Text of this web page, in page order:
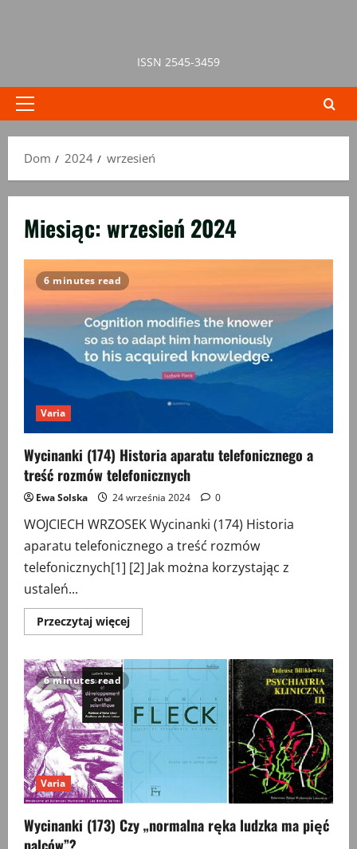
ISSN 2545-3459
Menu
Dom
2024 wrzesień
Miesiąc:wrzesień 2024
6 minutes read
Varia
Wycinanki (174) Historia aparatu telefonicznego a
treść rozmów telefonicznych
Ewa Solska 24 września 2024 0
WOJCIECH WRZOSEK Wycinanki (174) Historia
aparatu telefonicznego a treść rozmów
telefonicznych[1] [2] Jak można korzystając z
ustaleń...
Przeczytaj więcejPrzeczytaj
więcej
(174)
telefonicznego
a
treść
rozmów
6 minutes read
Varia
Wycinanki (173) Czy „normalna ręka ludzka ma pięć